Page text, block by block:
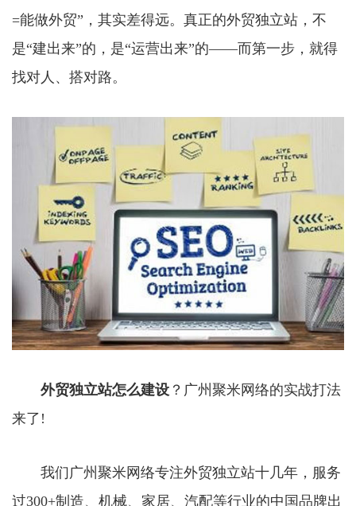
=能做外贸”，其实差得远。真正的外贸独立站，不
是“建出来”的，是“运营出来”的——而第一步，就得
找对人、搭对路。
外贸独立站怎么建设 ？广州聚米网络的实战打法
来了!
我们广州聚米网络专注外贸独立站十几年，服务
过300+制造、机械、家居、汽配等行业的中国品牌出